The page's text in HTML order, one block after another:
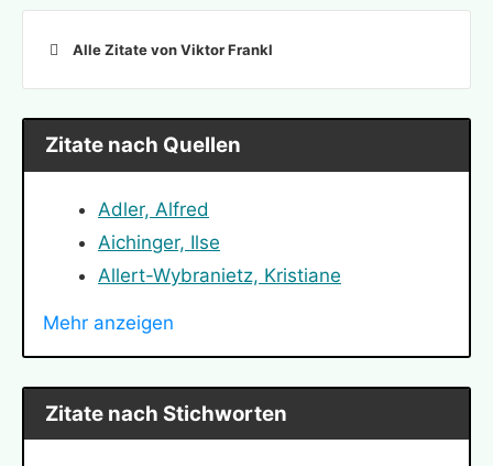
Alle Zitate von Viktor Frankl
Zitate nach Quellen
Adler, Alfred
Aichinger, Ilse
Allert-Wybranietz, Kristiane
Arendt, Hannah
Bismarck, Otto von
Bloch, Ernst
Mehr anzeigen
Zitate nach Stichworten